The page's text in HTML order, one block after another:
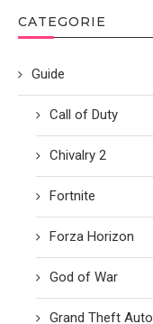
CATEGORIE
Guide
Call of Duty
Chivalry 2
Fortnite
Forza Horizon
God of War
Grand Theft Auto